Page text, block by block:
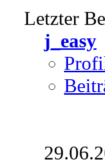
Letzter
j_easy